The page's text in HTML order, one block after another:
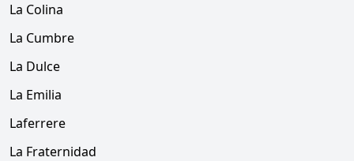
La Colina
La Cumbre
La Dulce
La Emilia
Laferrere
La Fraternidad